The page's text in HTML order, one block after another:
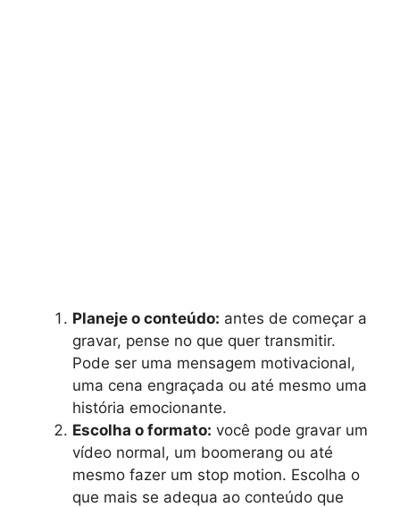
Planeje o conteúdo: antes de começar a
gravar, pense no que quer transmitir.
Pode ser uma mensagem motivacional,
uma cena engraçada ou até mesmo uma
história emocionante.
Escolha o formato: você pode gravar um
vídeo normal, um boomerang ou até
mesmo fazer um stop motion. Escolha o
que mais se adequa ao conteúdo que